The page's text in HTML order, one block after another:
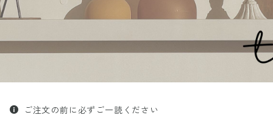
ご注文の前に必ずご一読ください